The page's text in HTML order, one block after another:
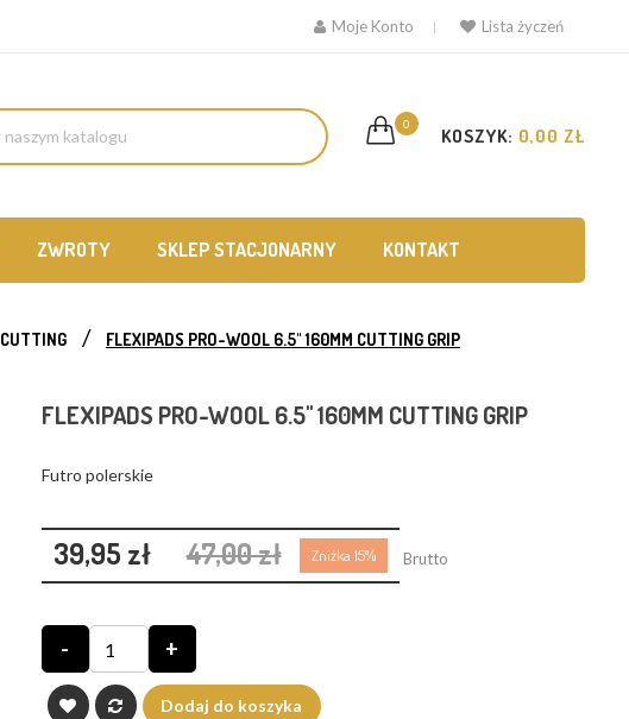
Moje Konto Lista życzeń
0
KOSZYK: 0,00 ZŁ
ZWROTY SKLEP STACJONARNY KONTAKT
CUTTING FLEXIPADS PRO-WOOL 6.5" 160MM CUTTING GRIP
FLEXIPADS PRO-WOOL 6.5" 160MM CUTTING GRIP
Futro polerskie
39,95 zł 47,00 zł Zniżka 15% Brutto
- +
Dodaj do koszyka